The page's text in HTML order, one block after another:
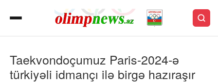
Taekvondoçumuz Paris-2024-ə
türkiyəli idmançı ilə birgə hazıraşır